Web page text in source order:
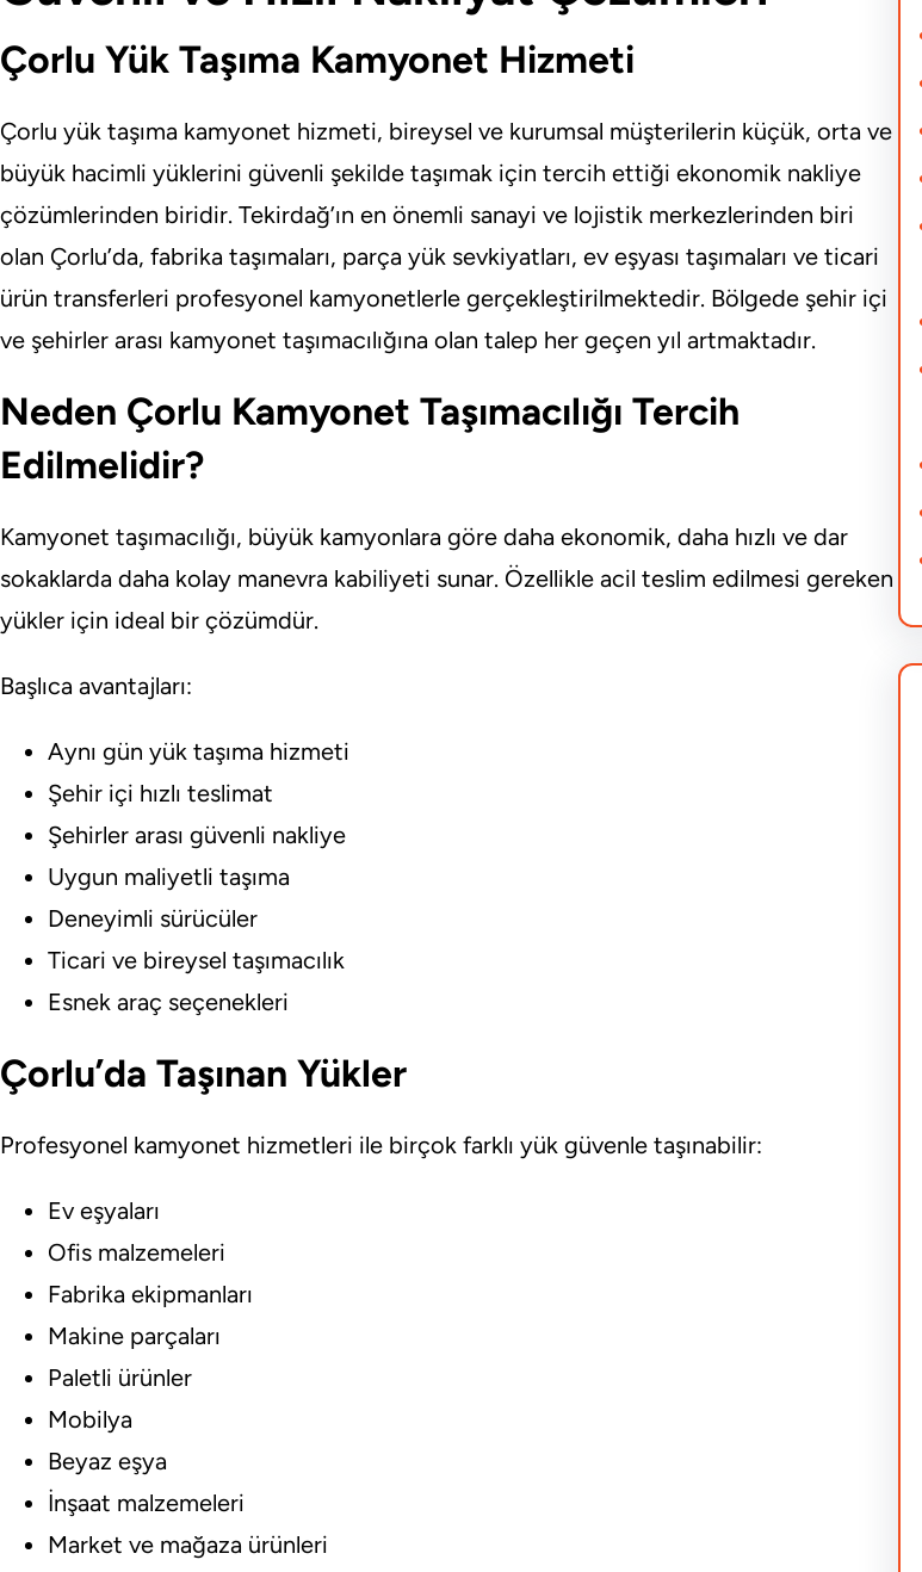
Çorlu Yük Taşıma Kamyonet Hizmeti
Çorlu yük taşıma kamyonet hizmeti, bireysel ve kurumsal müşterilerin küçük, orta ve
büyük hacimli yüklerini güvenli şekilde taşımak için tercih ettiği ekonomik nakliye
çözümlerinden biridir. Tekirdağ’ın en önemli sanayi ve lojistik merkezlerinden biri
olan Çorlu’da, fabrika taşımaları, parça yük sevkiyatları, ev eşyası taşımaları ve ticari
ürün transferleri profesyonel kamyonetlerle gerçekleştirilmektedir. Bölgede şehir içi
ve şehirler arası kamyonet taşımacılığına olan talep her geçen yıl artmaktadır.
Neden Çorlu Kamyonet Taşımacılığı Tercih
Edilmelidir?
Kamyonet taşımacılığı, büyük kamyonlara göre daha ekonomik, daha hızlı ve dar
sokaklarda daha kolay manevra kabiliyeti sunar. Özellikle acil teslim edilmesi gereken
yükler için ideal bir çözümdür.
Başlıca avantajları:
Aynı gün yük taşıma hizmeti
Şehir içi hızlı teslimat
Şehirler arası güvenli nakliye
Uygun maliyetli taşıma
Deneyimli sürücüler
Ticari ve bireysel taşımacılık
Esnek araç seçenekleri
Çorlu’da Taşınan Yükler
Profesyonel kamyonet hizmetleri ile birçok farklı yük güvenle taşınabilir:
Ev eşyaları
Ofis malzemeleri
Fabrika ekipmanları
Makine parçaları
Paletli ürünler
Mobilya
Beyaz eşya
İnşaat malzemeleri
Market ve mağaza ürünleri